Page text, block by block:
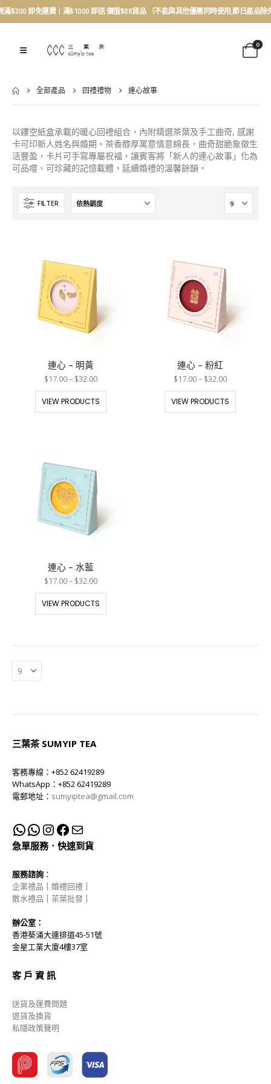
滿$300 即免運費｜滿$1000 即送 價值$88貨品 （不能與其他優惠同時使用,節日產品除
0
全部產品 回禮禮物 連心故事
以鏤空紙盒承載的暖心回禮組合，內附精選茶葉及手工曲奇, 感謝
卡可印新人姓名與婚期。茶香醇厚寓意情意綿長，曲奇甜脆象徵生
活豐盈，卡片可手寫專屬祝福，讓賓客將「新人的連心故事」化為
可品嚐、可珍藏的記憶載體，延續婚禮的溫馨餘韻。
FILTER
連心 – 明黃
$17.00– $32.00
VIEW PRODUCTS
連心 – 粉紅
$17.00– $32.00
VIEW PRODUCTS
連心 – 水藍
$17.00– $32.00
VIEW PRODUCTS
三葉茶 SUMYIP TEA
客務專線：+852 62419289
WhatsApp：+852 62419289
電郵地址： sumyiptea@gmail.com
急單服務．快速到貨
服務諮詢 ：
企業禮品
婚禮回禮
散水禮品
茶葉批發
辦公室：
香港葵涌大連排道45-51號
金星工業大廈4樓37室
客 戶 資 訊
送貨及運費問題
退貨及換貨
私隱政策聲明